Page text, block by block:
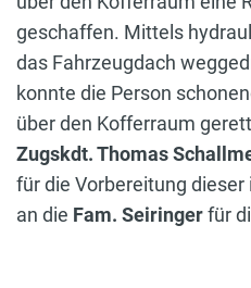
geschaffen. Mittels
das Fahrzeugdach
konnte die Person
über den Kofferraum
Zugskdt. Thomas
für die Vorbereitung
an die Fam. Seiringerfür